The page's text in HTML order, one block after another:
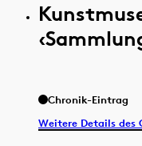
Chronik-Eintrag
Weitere Details des